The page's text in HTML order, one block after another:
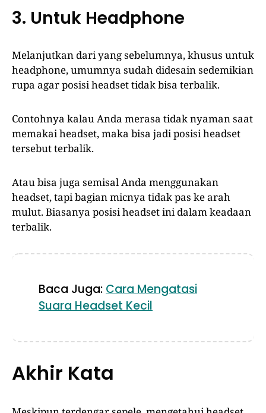
3. Untuk Headphone
Melanjutkan dari yang sebelumnya, khusus untuk
headphone, umumnya sudah didesain sedemikian
rupa agar posisi headset tidak bisa terbalik.
Contohnya kalau Anda merasa tidak nyaman saat
memakai headset, maka bisa jadi posisi headset
tersebut terbalik.
Atau bisa juga semisal Anda menggunakan
headset, tapi bagian micnya tidak pas ke arah
mulut. Biasanya posisi headset ini dalam keadaan
terbalik.
Baca Juga: Cara Mengatasi
Suara Headset Kecil
Akhir Kata